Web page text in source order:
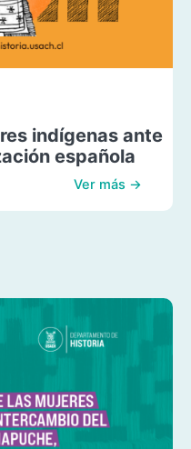
indígenas ante
española
Ver más →